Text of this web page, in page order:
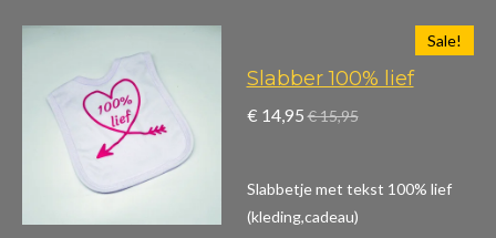
Sale!
Slabber 100% lief
€ 14,95 € 15,95
Slabbetje met tekst 100% lief
(kleding,cadeau)